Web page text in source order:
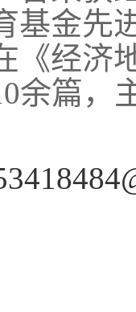
基金先
《经济
余篇，